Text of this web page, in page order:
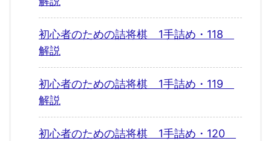
初心者のための詰将棋 1手詰め・118
解説
初心者のための詰将棋 1手詰め・119
解説
初心者のための詰将棋 1手詰め・120